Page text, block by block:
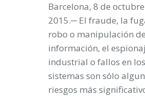
Barcelona, 8 de
2015.─ El fraude, la
robo o manipulación de
información, el
industrial o fallos en los
sistemas son sólo
riesgos más